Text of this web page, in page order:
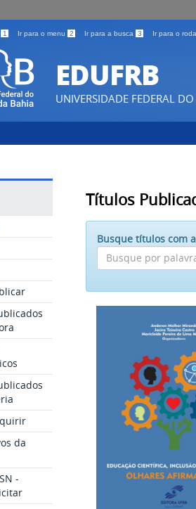
1 Ir para o menu 2 Ir para a busca 3 Ir para o
EDUFRB
UNIVERSIDADE FEDERAL
da
-
Títulos
Busque títulos com